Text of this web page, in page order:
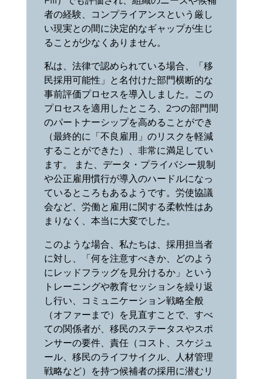
者の経験、コンプライアンスという厳し
い現実との間に決定的なギャップが生じ
ることが少なくありません。
私は、法律で認められている場合、「移
民採用可能性」と名付けた部門横断的な
事前評価プロセスを導入しました。この
プロセスを適用したところ、2つの部門間
のパートナーシップを高めることができ
（最終的に「不良雇用」のリスクを軽減
することができた）、非常に満足してい
ます。
また、データ・プライバシー規制
や公正雇用慣行が導入のハードルになっ
ているところもあるようです。労使協議
会など、労働と雇用に関する柔軟性はあ
まりなく、本当に大変でした。
このような場合、私たちは、採用担当者
に対し、「何を注意すべきか、どのよう
にレッドフラッグを見分けるか」という
トレーニングや教育セッションを繰り返
し行い、コミュニケーション戦略全般
（オファーまで）を見直すことで、すべ
ての関係者が、移民のステータスやスポ
ンサーの要件、責任（コスト、スケジュ
ール、移民のライフサイクル、人材管理
戦略など）を持つ候補者の採用に潜むリ